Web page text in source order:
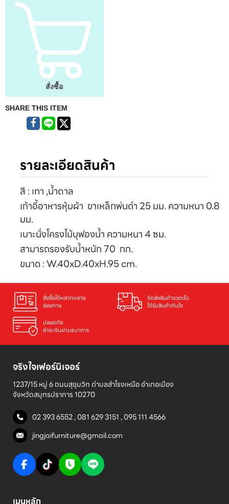
สั่งซื้อ
SHARE THIS ITEM
รายละเอียดสินค้า
สี : เทา ,น้ำตาล
เก้าอี้อาหารหุ้มผ้า ขาเหล็กพ่นดำ 25 มม. ความหนา 0.8
มม.
เบาะนั่งโครงไม้บุฟองน้ำ ความหนา 4 ซม.
สามารถรองรับน้ำหนัก 70 กก.
ขนาด : W.40xD.40xH.95 cm.
สั่งซื้อได้หลากหลาย
ช่องทาง
จัดส่งสินค้ารวดเร็ว
ได้รับสินค้าทันใจ
ปลอดภัย
ชำระเงินผ่านธนาคาร
จริงใจเฟอร์นิเจอร์
1237/15 หมู่ 6 ถนนสุขุมวิท ตำบลสำโรงเหนือ อำเภอเมือง
จังหวัดสมุทรปราการ 10270
02 393 6552,081 629 3151 ,095 111 4566
jingjaifurniture@gmail.com
เมนูหลัก